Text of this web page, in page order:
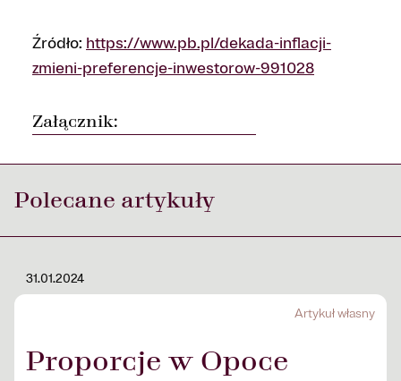
Źródło: https://www.pb.pl/dekada-inflacji-
zmieni-preferencje-inwestorow-991028
Załącznik:
Polecane artykuły
31.01.2024
Artykuł własny
Proporcje w Opoce